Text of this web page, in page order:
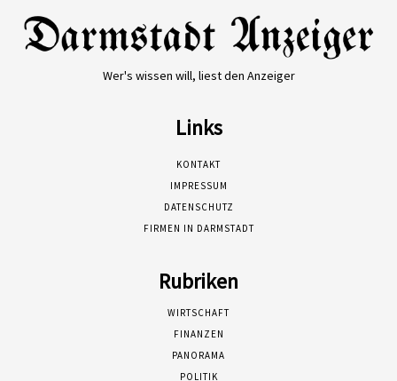
Wer's wissen will, liest den Anzeiger
Links
KONTAKT
IMPRESSUM
DATENSCHUTZ
FIRMEN IN DARMSTADT
Rubriken
WIRTSCHAFT
FINANZEN
PANORAMA
POLITIK